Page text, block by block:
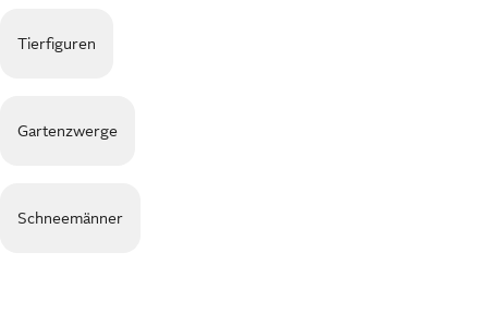
Tierfiguren
Gartenzwerge
Schneemänner